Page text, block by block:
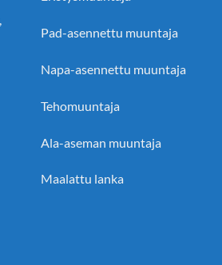
Pad-asennettu muuntaja
Napa-asennettu muuntaja
Tehomuuntaja
Ala-aseman muuntaja
Maalattu lanka